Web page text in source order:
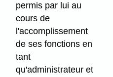
permis par lui au
cours de
l'accomplissement
de ses fonctions en
tant
qu'administrateur et